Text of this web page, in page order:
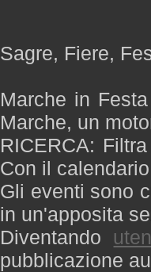
Sagre, Fiere,
Marche in
Marche, un
RICERCA:
Con il
Gli eventi sono
in un'apposita
Diventando
pubblicazione